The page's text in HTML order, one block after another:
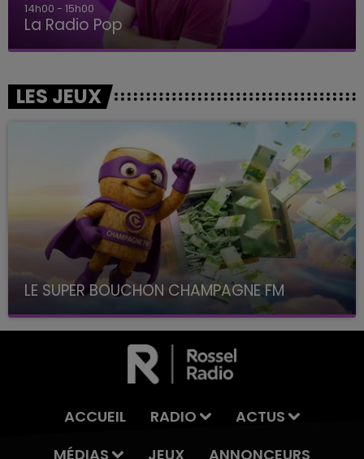
14h00 - 15h00
La Radio Pop
LES JEUX
LE SUPER BOUCHON CHAMPAGNE FM
avec La Famille Champagne FM, à 8H10
ACCUEIL RADIO
ACTUS
MÉDIAS
JEUX ANNONCEURS